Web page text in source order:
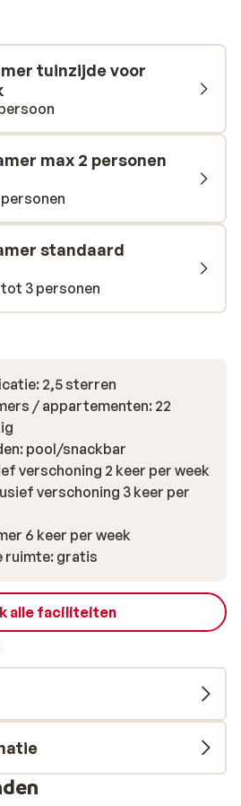
wifi. 's Morgens kun je de dag
ontbijt, om vervolgens de
ontdekken. Overdag is het
zwembad of op een ligbed. En de
maakt graag je favoriete
is genoeg te doen. Wat dacht je
of door de traditionele
Ook heeft Samos vele
te ontdekken.
tuinzijde voor
max 2 personen
standaard
3 personen
2,5 sterren
/ appartementen: 22
pool/snackbar
verschoning 2 keer per week
verschoning 3 keer per
schoonmaak kamer 6 keer per week
ruimte: gratis
alle faciliteiten